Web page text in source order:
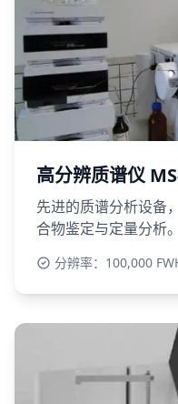
高分辨质谱仪
先进的质谱分析设备
合物鉴定与定量分析。
分辨率：100,000